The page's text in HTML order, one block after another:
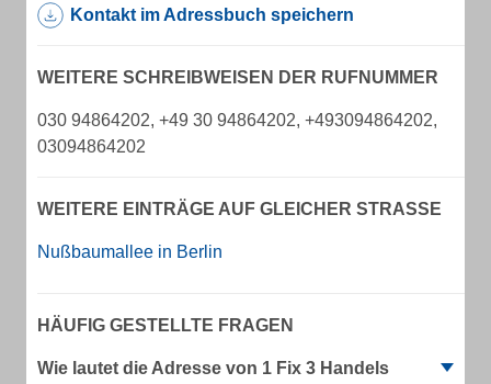
Kontakt im Adressbuch speichern
WEITERE SCHREIBWEISEN DER RUFNUMMER
030 94864202, +49 30 94864202, +493094864202,
03094864202
WEITERE EINTRÄGE AUF GLEICHER STRASSE
Nußbaumallee in Berlin
HÄUFIG GESTELLTE FRAGEN
Wie lautet die Adresse von 1 Fix 3 Handels